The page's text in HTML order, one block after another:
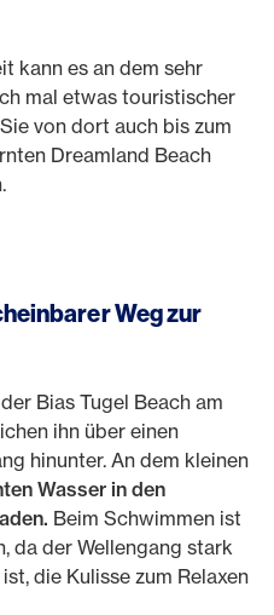
kann es an dem sehr
mal etwas touristischer
von dort auch bis zum
Dreamland Beach
Weg zur
Bias Tugel Beach am
ihn über einen
hinunter. An dem kleinen
Wasser in den
Beim Schwimmen ist
da der Wellengang stark
die Kulisse zum Relaxen